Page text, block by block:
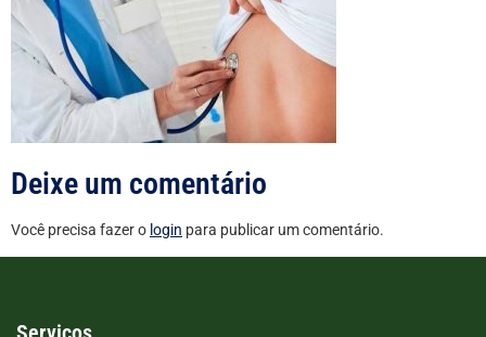
Deixe um comentário
Você precisa fazer o login para publicar um comentário.